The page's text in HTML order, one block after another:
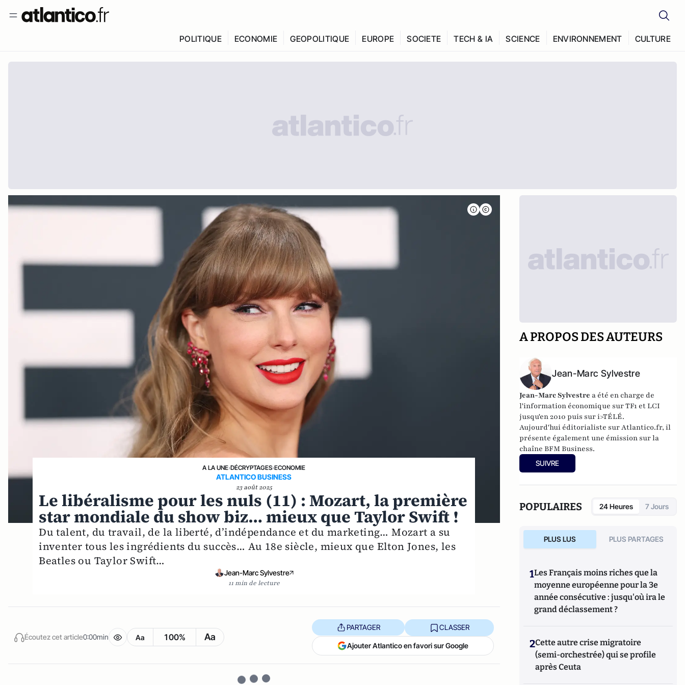
POLITIQUE ECONOMIE GEOPOLITIQUE EUROPE SOCIETE TECH & IA SCIENCE ENVIRONNEMENT CULTURE
A LA UNE›DÉCRYPTAGES›ECONOMIE
ATLANTICO BUSINESS
23 août 2025
Le libéralisme pour les nuls (11) : Mozart, la première
star mondiale du show biz… mieux que Taylor Swift !
Du talent, du travail, de la liberté, d’indépendance et du marketing… Mozart a su
inventer tous les ingrédients du succès… Au 18e siècle, mieux que Elton Jones, les
Beatles ou Taylor Swift…
Jean-Marc Sylvestre
11 min de lecture
Écoutez cet article0:00min Aa 100% Aa
PARTAGER CLASSER
Ajouter Atlantico en favori sur Google
A PROPOS DES AUTEURS
Jean-Marc Sylvestre
Jean-Marc Sylvestre a été en charge de
l'information économique sur TF1 et LCI
jusqu'en 2010 puis sur i>TÉLÉ.
Aujourd'hui éditorialiste sur Atlantico.fr, il
présente également une émission sur la
chaîne BFM Business.
SUIVRE
POPULAIRES 24 Heures 7 Jours
PLUS LUS PLUS PARTAGES
1Les Français moins riches que la
moyenne européenne pour la 3e
année consécutive : jusqu'où ira le
grand déclassement ?
2Cette autre crise migratoire
(semi-orchestrée) qui se profile
après Ceuta